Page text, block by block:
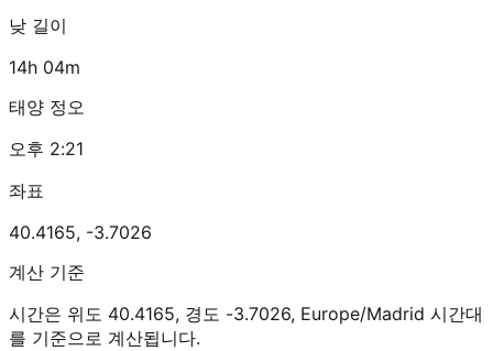
낮 길이
14h 04m
태양 정오
오후 2:21
좌표
40.4165, -3.7026
계산 기준
시간은 위도 40.4165, 경도 -3.7026, Europe/Madrid 시간대
를 기준으로 계산됩니다.